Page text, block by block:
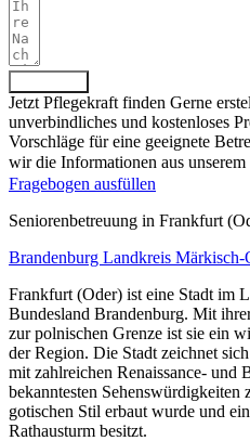
Jetzt Pflegekraft finden Gerne
unverbindliches und kostenloses
Vorschläge für eine geeignete
wir die Informationen aus unserem
Fragebogen ausfüllen
Senioren­betreuung in Frankfurt
Brandenburg Landkreis Märkisch-
Frankfurt (Oder) ist eine Stadt im
Bundesland Brandenburg. Mit
zur polnischen Grenze ist sie ein
der Region. Die Stadt zeichnet
mit zahlreichen Renaissance- und
bekanntesten Sehenswürdigkeiten
gotischen Stil erbaut wurde und
Rathausturm besitzt.